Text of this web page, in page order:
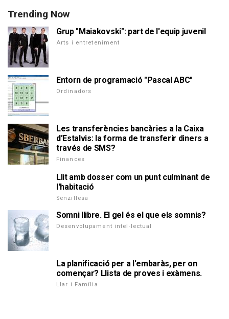
Trending Now
Grup "Maiakovski": part de l'equip juvenil
Arts i entreteniment
Entorn de programació "Pascal ABC"
Ordinadors
Les transferències bancàries a la Caixa
d'Estalvis: la forma de transferir diners a
través de SMS?
Finances
Llit amb dosser com un punt culminant de
l'habitació
Senzillesa
Somni llibre. El gel és el que els somnis?
Desenvolupament intel·lectual
La planificació per a l'embaràs, per on
començar? Llista de proves i exàmens.
Llar i Família